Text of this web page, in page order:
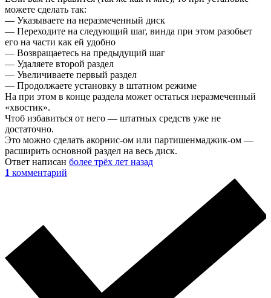
можете сделать так:
— Указываете на неразмеченный диск
— Переходите на следующий шаг, винда при этом разобьет
его на части как ей удобно
— Возвращаетесь на предыдущий шаг
— Удаляете второй раздел
— Увеличиваете первый раздел
— Продолжаете установку в штатном режиме
На при этом в конце раздела может остаться неразмеченный
«хвостик».
Чтоб избавиться от него — штатных средств уже не
достаточно.
Это можно сделать акорнис-ом или партишенмаджик-ом —
расширить основной раздел на весь диск.
Ответ написан более трёх лет назад
1 комментарий